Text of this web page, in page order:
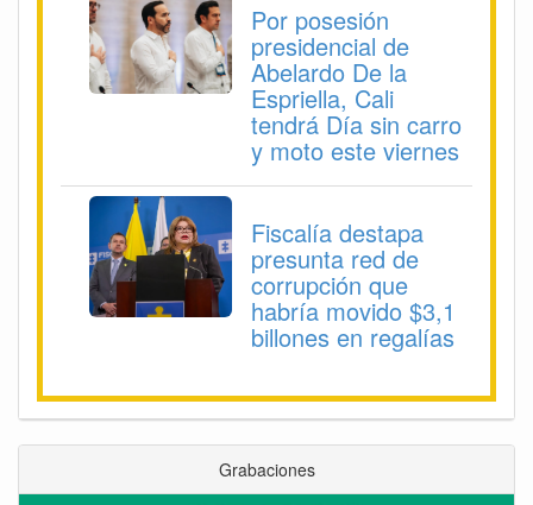
Por posesión
presidencial de
Abelardo De la
Espriella, Cali
tendrá Día sin carro
y moto este viernes
Fiscalía destapa
presunta red de
corrupción que
habría movido $3,1
billones en regalías
Grabaciones